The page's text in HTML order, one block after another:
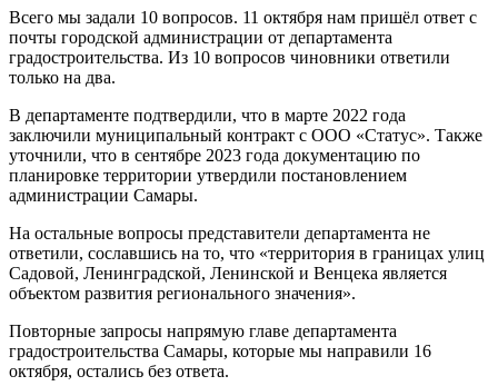
Всего мы задали 10 вопросов. 11 октября нам пришёл ответ с
почты городской администрации от департамента
градостроительства. Из 10 вопросов чиновники ответили
только на два.
В департаменте подтвердили, что в марте 2022 года
заключили муниципальный контракт с ООО «Статус». Также
уточнили, что в сентябре 2023 года документацию по
планировке территории утвердили постановлением
администрации Самары.
На остальные вопросы представители департамента не
ответили, сославшись на то, что «территория в границах улиц
Садовой, Ленинградской, Ленинской и Венцека является
объектом развития регионального значения».
Повторные запросы напрямую главе департамента
градостроительства Самары, которые мы направили 16
октября, остались без ответа.